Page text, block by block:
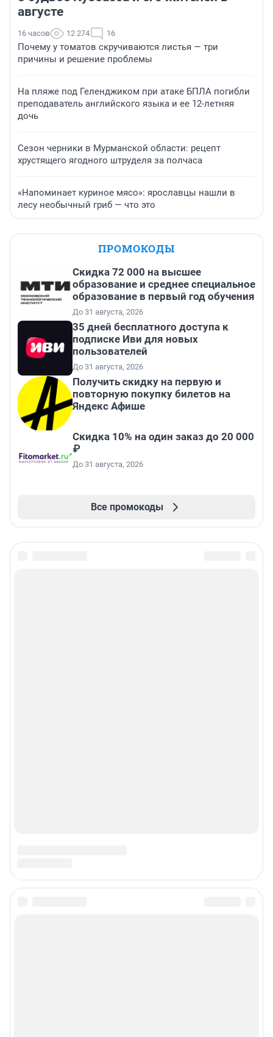
августе
16 часов 12 274 16
Почему у томатов скручиваются листья — три
причины и решение проблемы
На пляже под Геленджиком при атаке БПЛА погибли
преподаватель английского языка и ее 12-летняя
дочь
Сезон черники в Мурманской области: рецепт
хрустящего ягодного штруделя за полчаса
«Напоминает куриное мясо»: ярославцы нашли в
лесу необычный гриб — что это
ПРОМОКОДЫ
Скидка 72 000 на высшее
образование и среднее специальное
образование в первый год обучения
До 31 августа, 2026
35 дней бесплатного доступа к
подписке Иви для новых
пользователей
До 31 августа, 2026
Получить скидку на первую и
повторную покупку билетов на
Яндекс Афише
Скидка 10% на один заказ до 20 000
₽
До 31 августа, 2026
Все промокоды